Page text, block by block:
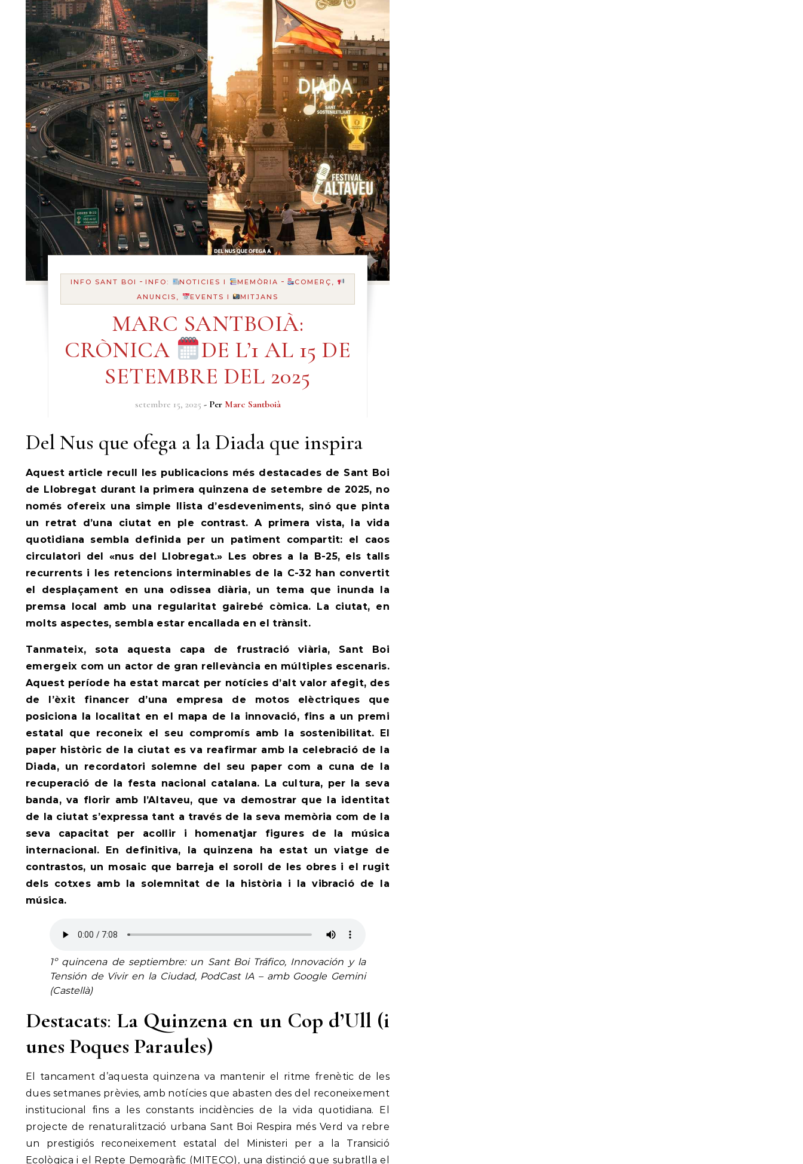
INFO SANT BOI - INFO: NOTICIES I MEMÒRIA -
COMERÇ,
ANUNCIS,
EVENTS I MITJANS
MARC SANTBOIÀ:
CRÒNICA
DE L’1 AL 15 DE
SETEMBRE DEL 2025
setembre 15, 2025 - Per Marc Santboià
Del Nus que ofega a la Diada que inspira
Aquest article recull les publicacions més destacades de Sant Boi
de Llobregat durant la primera quinzena de setembre de 2025, no
només ofereix una simple llista d’esdeveniments, sinó que pinta
un retrat d’una ciutat en ple contrast. A primera vista, la vida
quotidiana sembla definida per un patiment compartit: el caos
circulatori del «nus del Llobregat.» Les obres a la B-25, els talls
recurrents i les retencions interminables de la C-32 han convertit
el desplaçament en una odissea diària, un tema que inunda la
premsa local amb una regularitat gairebé còmica. La ciutat, en
molts aspectes, sembla estar encallada en el trànsit.
Tanmateix, sota aquesta capa de frustració viària, Sant Boi
emergeix com un actor de gran rellevància en múltiples escenaris.
Aquest període ha estat marcat per notícies d’alt valor afegit, des
de l’èxit financer d’una empresa de motos elèctriques que
posiciona la localitat en el mapa de la innovació, fins a un premi
estatal que reconeix el seu compromís amb la sostenibilitat. El
paper històric de la ciutat es va reafirmar amb la celebració de la
Diada, un recordatori solemne del seu paper com a cuna de la
recuperació de la festa nacional catalana. La cultura, per la seva
banda, va florir amb l’Altaveu, que va demostrar que la identitat
de la ciutat s’expressa tant a través de la seva memòria com de la
seva capacitat per acollir i homenatjar figures de la música
internacional. En definitiva, la quinzena ha estat un viatge de
contrastos, un mosaic que barreja el soroll de les obres i el rugit
dels cotxes amb la solemnitat de la història i la vibració de la
música.
1º quincena de septiembre: un Sant Boi Tráfico, Innovación y la
Tensión de Vivir en la Ciudad, PodCast IA – amb Google Gemini
(Castellà)
Destacats: La Quinzena en un Cop d’Ull (i
unes Poques Paraules)
El tancament d’aquesta quinzena va mantenir el ritme frenètic de les
dues setmanes prèvies, amb notícies que abasten des del reconeixement
institucional fins a les constants incidències de la vida quotidiana. El
projecte de renaturalització urbana Sant Boi Respira més Verd va rebre
un prestigiós reconeixement estatal del Ministeri per a la Transició
Ecològica i el Repte Demogràfic (MITECO), una distinció que subratlla el